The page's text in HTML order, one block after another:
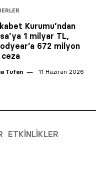
Kurumu’ndan
1 milyar TL,
672 milyon
ceza
Tufan 11 Haziran 2026
ETKINLIKLER